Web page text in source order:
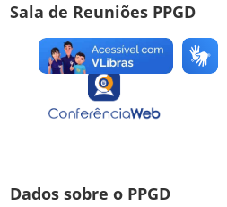
Sala de Reuniões PPGD
Dados sobre o PPGD